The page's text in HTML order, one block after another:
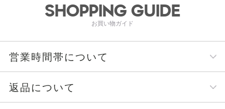
SHOPPING GUIDE
お買い物ガイド
営業時間帯について
返品について